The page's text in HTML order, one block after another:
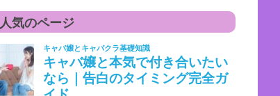
人気のページ